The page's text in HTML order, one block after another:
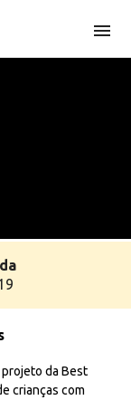
menu
projeto da Best
crianças com